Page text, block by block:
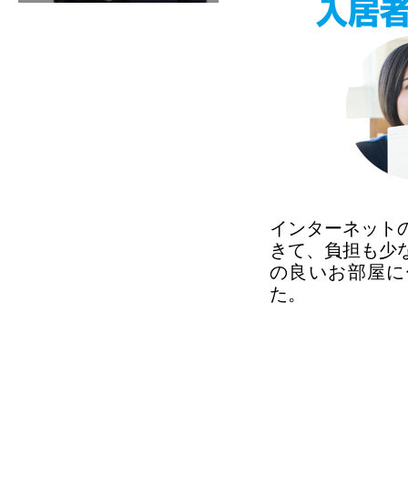
インターネット
きて、負担も少
の良いお部屋
た。